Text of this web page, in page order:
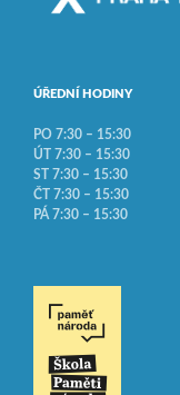
ÚŘEDNÍ HODINY
PO 7:30 – 15:30
ÚT 7:30 – 15:30
ST 7:30 – 15:30
ČT 7:30 – 15:30
PÁ 7:30 – 15:30